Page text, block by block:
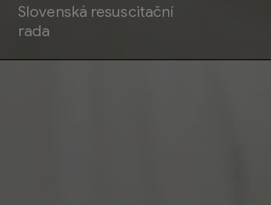
Slovenská resuscitační
rada